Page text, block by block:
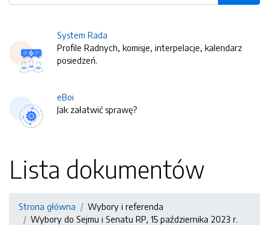
System Rada
Profile Radnych, komisje, interpelacje, kalendarz
posiedzeń.
eBoi
Jak załatwić sprawę?
Lista dokumentów
Strona główna
Wybory i referenda
Wybory do Sejmu i Senatu RP, 15 października 2023 r.